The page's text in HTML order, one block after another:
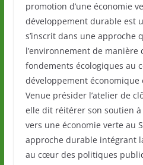
promotion d’une économie
développement durable est
s’inscrit dans une approche
l’environnement de
fondements écologiques au
développement économique
Venue présider l’atelier de
elle dit réitérer son soutien
vers une économie verte au
approche durable intégrant
au cœur des politiques